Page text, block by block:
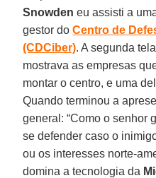
Snowden eu assisti a
gestor doCentro de
(CDCiber). A segunda
mostrava as empresas
montar o centro, e uma
Quando terminou a
general: “Como o senhor
se defender caso o
ou os interesses norte-
domina a tecnologia da